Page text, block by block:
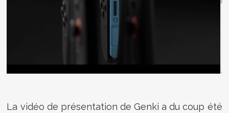
La vidéo de présentation de Genki a du coup été